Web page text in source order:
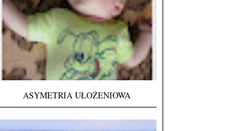
ASYMETRIA UŁOŻENIOWA